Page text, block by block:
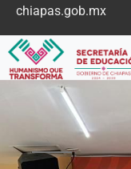
chiapas.gob.mx